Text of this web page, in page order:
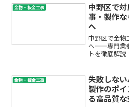
きるの？——
て、金属加工
金物・板金工事
中野区で
事・製作
へ
中野区で金物
へ――専門業
トを徹底解
工事を中野
に相談すれ
イドでステン
ど、失敗が
金物・板金工事
失敗しな
製作のポ
る高品質